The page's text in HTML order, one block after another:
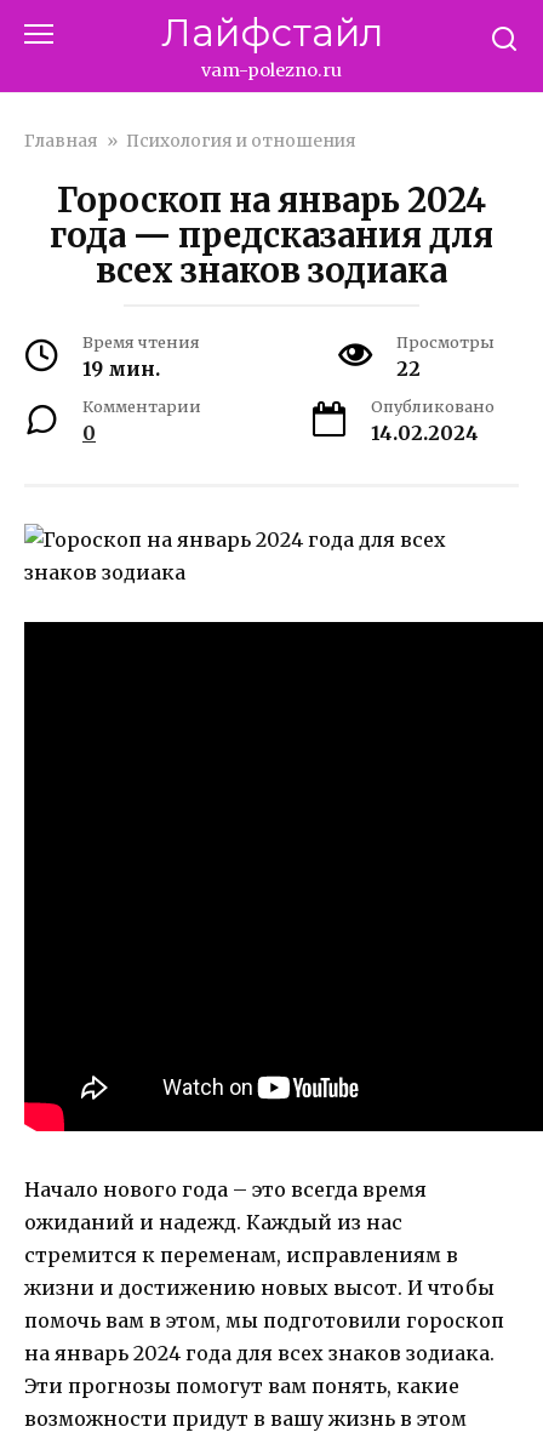
Лайфстайл
vam-polezno.ru
Главная » Психология и отношения
Гороскоп на январь 2024
года — предсказания для
всех знаков зодиака
Время чтения
19 мин.
Просмотры
22
Комментарии
0
Опубликовано
14.02.2024
Начало нового года – это всегда время
ожиданий и надежд. Каждый из нас
стремится к переменам, исправлениям в
жизни и достижению новых высот. И чтобы
помочь вам в этом, мы подготовили гороскоп
на январь 2024 года для всех знаков зодиака.
Эти прогнозы помогут вам понять, какие
возможности придут в вашу жизнь в этом